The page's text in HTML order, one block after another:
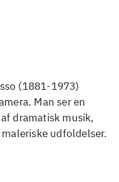
(1881-1973)
Man ser en
dramatisk musik,
udfoldelser.